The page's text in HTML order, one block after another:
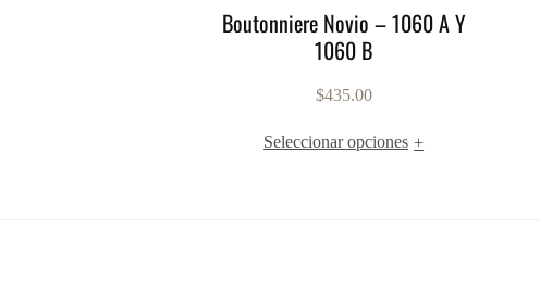
Boutonniere Novio – 1060 A Y
1060 B
$435.00
Seleccionar opciones +